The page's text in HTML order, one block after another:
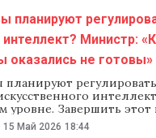
планируют
Министр:
оказались не готовы»
регулировать
уровне. Завершить этот
2026 года. Об этом в
15 Май 2026 18:44